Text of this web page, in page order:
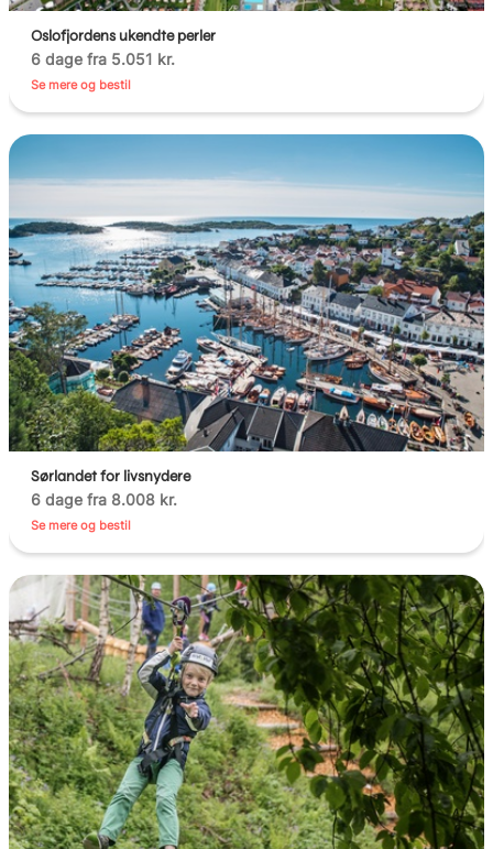
Oslofjordens ukendte perler
6 dage fra 5.051 kr.
Se mere og bestil
Sørlandet for livsnydere
6 dage fra 8.008 kr.
Se mere og bestil